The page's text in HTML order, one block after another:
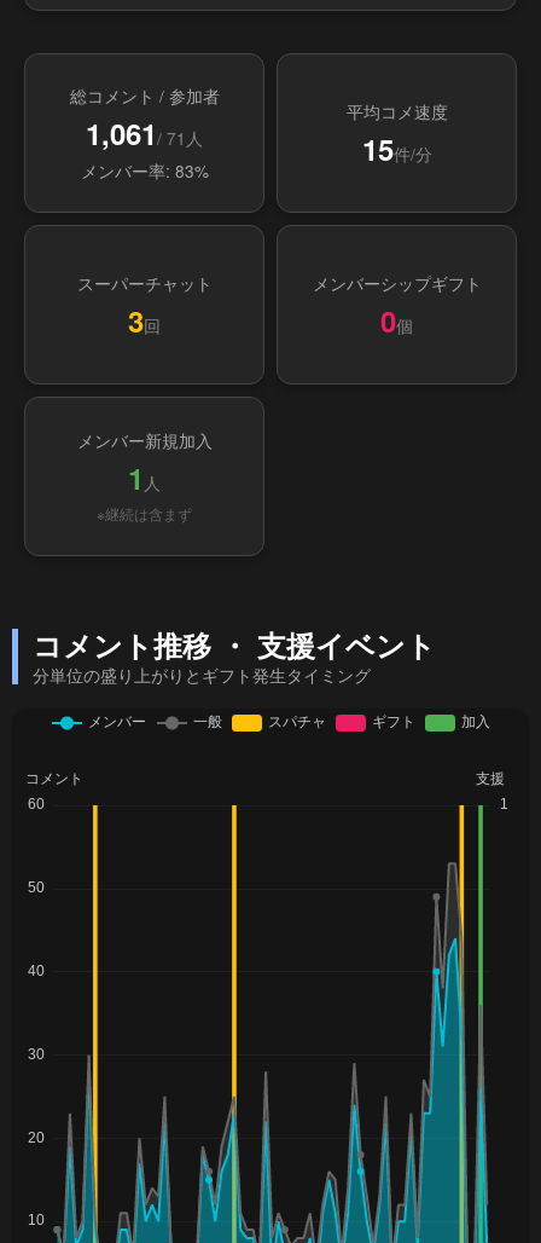
総コメント / 参加者
1,061 / 71人
メンバー率: 83%
平均コメ速度
15件/分
スーパーチャット
3回
メンバーシップギフト
0個
メンバー新規加入
1 人
※継続は含まず
コメント推移 ・ 支援イベント
分単位の盛り上がりとギフト発生タイミング